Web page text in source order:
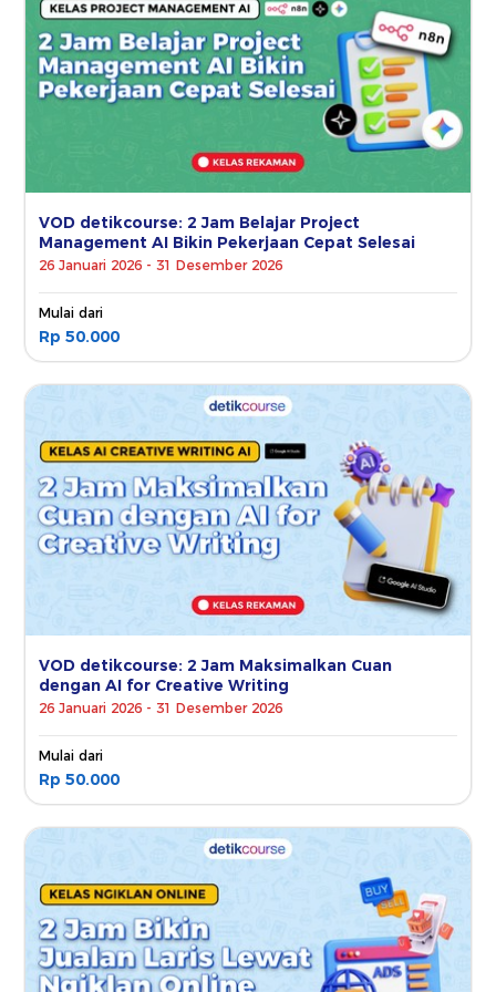
VOD detikcourse: 2 Jam Belajar Project
Management AI Bikin Pekerjaan Cepat Selesai
26 Januari 2026 - 31 Desember 2026
Mulai dari
Rp 50.000
VOD detikcourse: 2 Jam Maksimalkan Cuan
dengan AI for Creative Writing
26 Januari 2026 - 31 Desember 2026
Mulai dari
Rp 50.000